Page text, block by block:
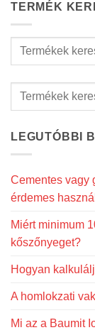
TERMÉK
Keresés
LEGUTÓBBI
Cementes vagy
érdemes
Miért minimum
kőszőnyeget?
Hogyan
A homlokzati
Mi az a Baumit